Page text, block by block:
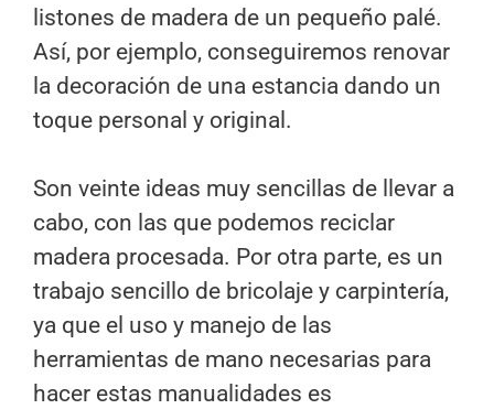
listones de madera de un pequeño palé.
Así, por ejemplo, conseguiremos renovar
la decoración de una estancia dando un
toque personal y original.
Son veinte ideas muy sencillas de llevar a
cabo, con las que podemos reciclar
madera procesada. Por otra parte, es un
trabajo sencillo de bricolaje y carpintería,
ya que el uso y manejo de las
herramientas de mano necesarias para
hacer estas manualidades es